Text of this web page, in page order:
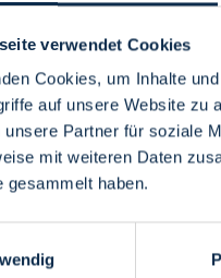
verwendet Cookies
Cookies, um Inhalte
auf unsere Website zu
unsere Partner für soziale
mit weiteren Daten
gesammelt haben.